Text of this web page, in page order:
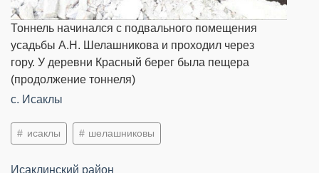
Тоннель начинался с подвального помещения
усадьбы А.Н. Шелашникова и проходил через
гору. У деревни Красный берег была пещера
(продолжение тоннеля)
c. Исаклы
исаклы шелашниковы
Исаклинский район